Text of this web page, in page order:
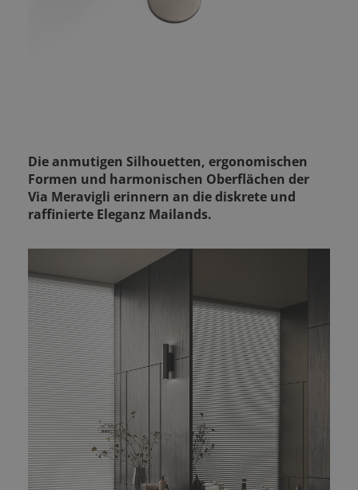
Die anmutigen Silhouetten, ergonomischen
Formen und harmonischen Oberflächen der
Via Meravigli erinnern an die diskrete und
raffinierte Eleganz Mailands.